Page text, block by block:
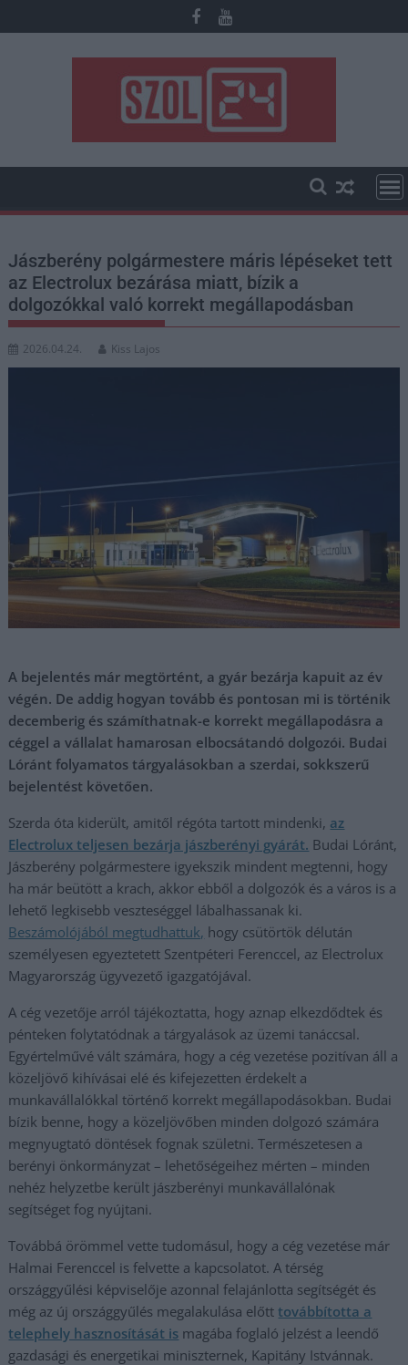
to
Jászberény polgármestere máris lépéseket tett
az Electrolux bezárása miatt, bízik a
dolgozókkal való korrekt megállapodásban
2026.04.24. Kiss Lajos
A bejelentés már megtörtént, a gyár bezárja kapuit az év
végén. De addig hogyan tovább és pontosan mi is történik
decemberig és számíthatnak-e korrekt megállapodásra a
céggel a vállalat hamarosan elbocsátandó dolgozói. Budai
Lóránt folyamatos tárgyalásokban a szerdai, sokkszerű
bejelentést követően.
Szerda óta kiderült, amitől régóta tartott mindenki, az
Electrolux teljesen bezárja jászberényi gyárát. Budai Lóránt,
Jászberény polgármestere igyekszik mindent megtenni, hogy
ha már beütött a krach, akkor ebből a dolgozók és a város is a
lehető legkisebb veszteséggel lábalhassanak ki.
Beszámolójából megtudhattuk, hogy csütörtök délután
személyesen egyeztetett Szentpéteri Ferenccel, az Electrolux
Magyarország ügyvezető igazgatójával.
A cég vezetője arról tájékoztatta, hogy aznap elkezdődtek és
pénteken folytatódnak a tárgyalások az üzemi tanáccsal.
Egyértelművé vált számára, hogy a cég vezetése pozitívan áll a
közeljövő kihívásai elé és kifejezetten érdekelt a
munkavállalókkal történő korrekt megállapodásokban. Budai
bízik benne, hogy a közeljövőben minden dolgozó számára
megnyugtató döntések fognak születni. Természetesen a
berényi önkormányzat – lehetőségeihez mérten – minden
nehéz helyzetbe került jászberényi munkavállalónak
segítséget fog nyújtani.
Továbbá örömmel vette tudomásul, hogy a cég vezetése már
Halmai Ferenccel is felvette a kapcsolatot. A térség
országgyűlési képviselője azonnal felajánlotta segítségét és
még az új országgyűlés megalakulása előtttovábbította a
telephely hasznosítását is magába foglaló jelzést a leendő
gazdasági és energetikai miniszternek, Kapitány Istvánnak.